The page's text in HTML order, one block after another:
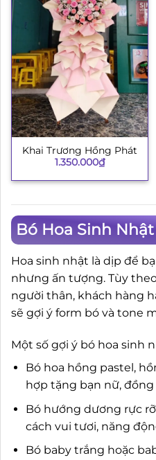
Khai Trương Hồng Phát
1.350.000₫
Bó Hoa Sinh
Hoa sinh nhật là dịp để
nhưng ấn tượng. Tùy
người thân, khách hàng
sẽ gợi ý form bó và tone
Một số gợi ý bó hoa sinh
Bó hoa hồng pastel,
hợp tặng bạn nữ,
Bó hướng dương rực
cách vui tươi, năng
Bó baby trắng hoặc